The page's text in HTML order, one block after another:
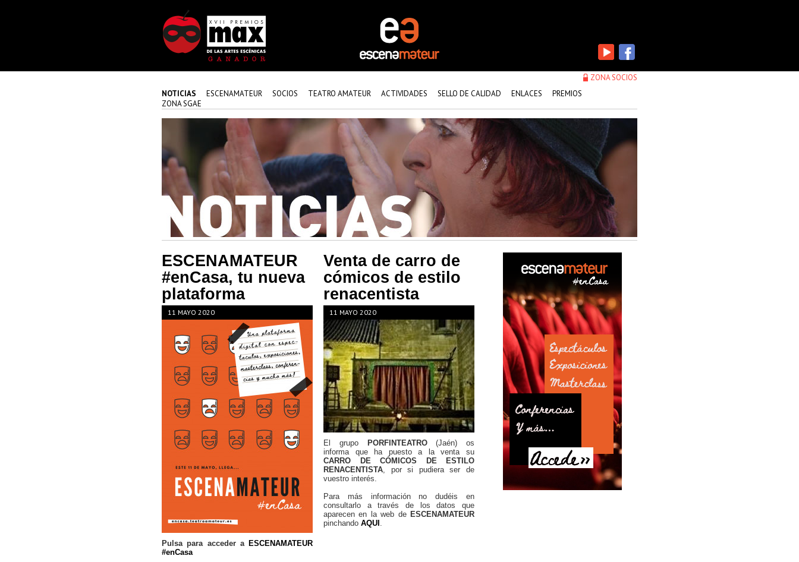
ZONA SOCIOS
NOTICIAS
ESCENAMATEUR SOCIOS TEATRO AMATEUR ACTIVIDADES SELLO DE CALIDAD ENLACES
PREMIOS
ZONA SGAE
ESCENAMATEUR
#enCasa, tu nueva
plataforma
11 MAYO 2020
Pulsa para acceder a ESCENAMATEUR
#enCasa
Venta de carro de
cómicos de estilo
renacentista
11 MAYO 2020
El grupo PORFINTEATRO(Jaén) os
informa que ha puesto a la venta su
CARRO DE CÓMICOS DE ESTILO
RENACENTISTA, por si pudiera ser de
vuestro interés.
Para más información no dudéis en
consultarlo a través de los datos que
aparecen en la web de ESCENAMATEUR
pinchando AQUI .